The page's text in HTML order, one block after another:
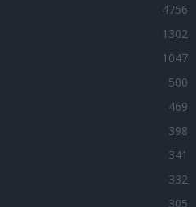
4756
1302
1047
500
469
398
341
332
305